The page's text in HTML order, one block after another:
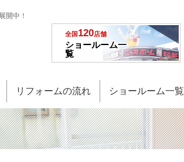
開中！
全国120店舗
ショールーム一
覧
リフォームの流れ ショールーム一覧